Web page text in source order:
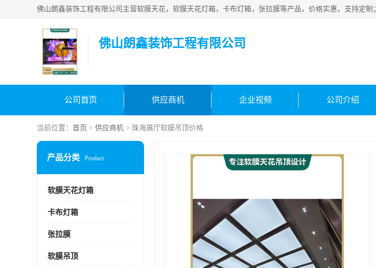
佛山朗鑫装饰工程有限公司
公司首页 供应商机 企业视频 公司介绍
当前位置： 首页 > 供应商机 > 珠海展厅软膜吊顶价格
产品分类 Product
软膜天花灯箱
卡布灯箱
张拉膜
软膜吊顶